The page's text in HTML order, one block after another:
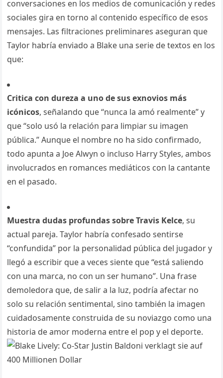
conversaciones en los medios de comunicación y redes
sociales gira en torno al contenido específico de esos
mensajes. Las filtraciones preliminares aseguran que
Taylor habría enviado a Blake una serie de textos en los
que:
Critica con dureza a uno de sus exnovios más
icónicos, señalando que “nunca la amó realmente” y
que “solo usó la relación para limpiar su imagen
pública.” Aunque el nombre no ha sido confirmado,
todo apunta a Joe Alwyn o incluso Harry Styles, ambos
involucrados en romances mediáticos con la cantante
en el pasado.
Muestra dudas profundas sobre Travis Kelce, su
actual pareja. Taylor habría confesado sentirse
“confundida” por la personalidad pública del jugador y
llegó a escribir que a veces siente que “está saliendo
con una marca, no con un ser humano”. Una frase
demoledora que, de salir a la luz, podría afectar no
solo su relación sentimental, sino también la imagen
cuidadosamente construida de su noviazgo como una
historia de amor moderna entre el pop y el deporte.